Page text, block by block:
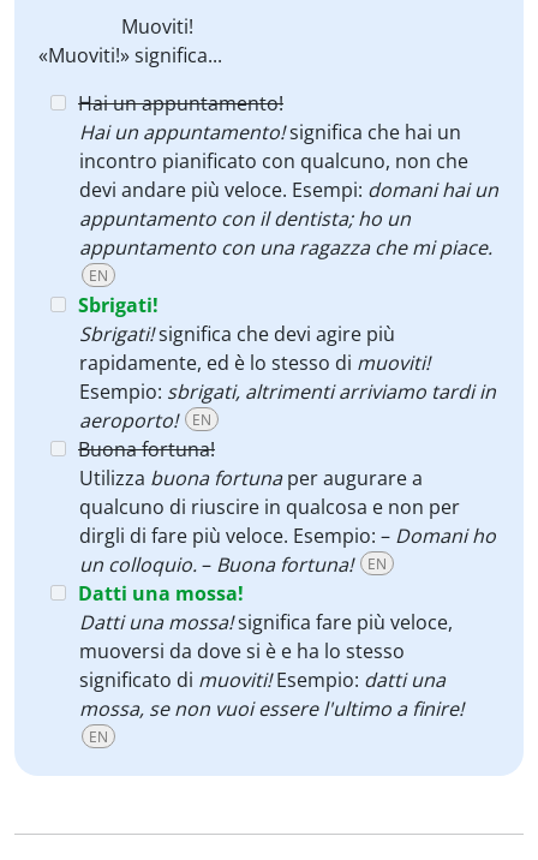
Muoviti!
«Muoviti!» significa...
Hai un appuntamento!
Hai un appuntamento!significa che hai un
incontro pianificato con qualcuno, non che
devi andare più veloce. Esempi: domani hai un
appuntamento con il dentista; ho un
appuntamento con una ragazza che mi piace.
EN
Sbrigati!
Sbrigati!significa che devi agire più
rapidamente, ed è lo stesso di muoviti!
Esempio: sbrigati, altrimenti arriviamo tardi in
aeroporto!
EN
Buona fortuna!
Utilizza buona fortunaper augurare a
qualcuno di riuscire in qualcosa e non per
dirgli di fare più veloce. Esempio: – Domani ho
un colloquio.– Buona fortuna! EN
Datti una mossa!
Datti una mossa!significa fare più veloce,
muoversi da dove si è e ha lo stesso
significato di muoviti!Esempio: datti una
mossa, se non vuoi essere l'ultimo a finire!
EN